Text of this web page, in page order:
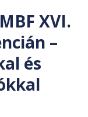
XVI.
–
és